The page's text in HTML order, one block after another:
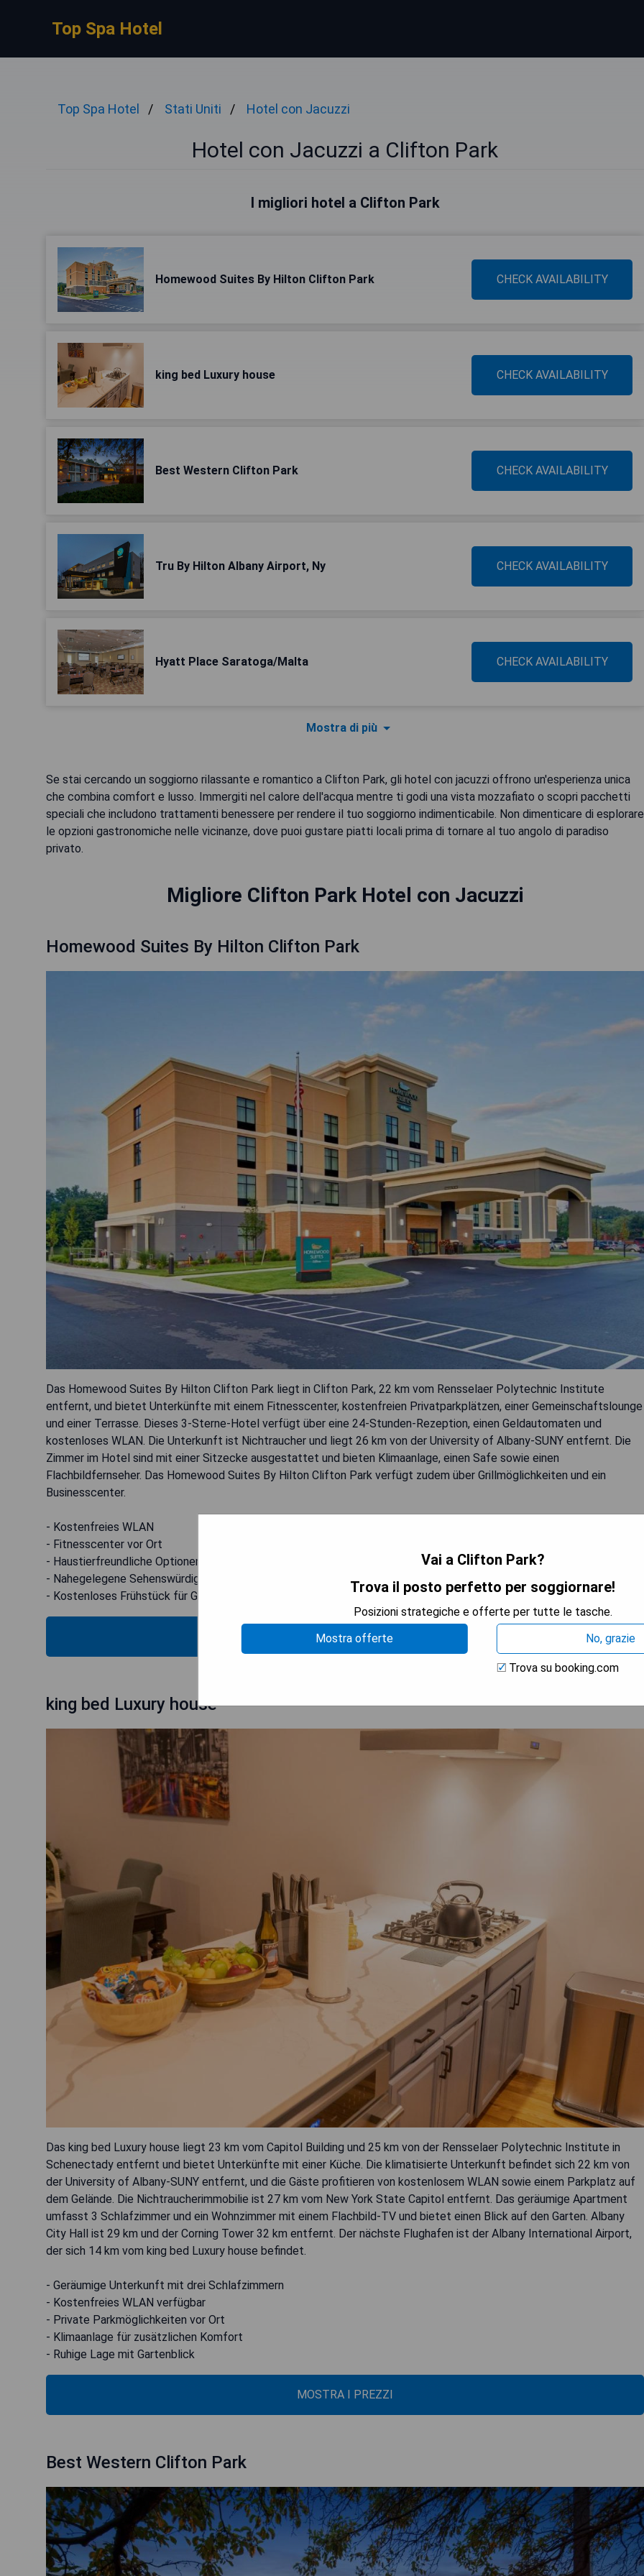
Top Spa Hotel
Top Spa Hotel Stati Uniti Hotel con Jacuzzi
Hotel con Jacuzzi a Clifton Park
I migliori hotel a Clifton Park
Homewood Suites By Hilton Clifton Park CHECK AVAILABILITY
king bed Luxury house CHECK AVAILABILITY
Best Western Clifton Park CHECK AVAILABILITY
Tru By Hilton Albany Airport, Ny CHECK AVAILABILITY
Hyatt Place Saratoga/Malta CHECK AVAILABILITY
Mostra di più
Se stai cercando un soggiorno rilassante e romantico a Clifton Park, gli hotel con jacuzzi offrono un'esperienza unica
che combina comfort e lusso. Immergiti nel calore dell'acqua mentre ti godi una vista mozzafiato o scopri pacchetti
speciali che includono trattamenti benessere per rendere il tuo soggiorno indimenticabile. Non dimenticare di esplorare
le opzioni gastronomiche nelle vicinanze, dove puoi gustare piatti locali prima di tornare al tuo angolo di paradiso
privato.
Migliore Clifton Park Hotel con Jacuzzi
Homewood Suites By Hilton Clifton Park
Das Homewood Suites By Hilton Clifton Park liegt in Clifton Park, 22 km vom Rensselaer Polytechnic Institute
entfernt, und bietet Unterkünfte mit einem Fitnesscenter, kostenfreien Privatparkplätzen, einer Gemeinschaftslounge
und einer Terrasse. Dieses 3-Sterne-Hotel verfügt über eine 24-Stunden-Rezeption, einen Geldautomaten und
kostenloses WLAN. Die Unterkunft ist Nichtraucher und liegt 26 km von der University of Albany-SUNY entfernt. Die
Zimmer im Hotel sind mit einer Sitzecke ausgestattet und bieten Klimaanlage, einen Safe sowie einen
Flachbildfernseher. Das Homewood Suites By Hilton Clifton Park verfügt zudem über Grillmöglichkeiten und ein
Businesscenter.
- Kostenfreies WLAN
- Fitnesscenter vor Ort
- Haustierfreundliche Optionen verfügbar
- Nahegelegene Sehenswürdigkeiten
- Kostenloses Frühstück für Gäste
MOSTRA I PREZZI
king bed Luxury house
Das king bed Luxury house liegt 23 km vom Capitol Building und 25 km von der Rensselaer Polytechnic Institute in
Schenectady entfernt und bietet Unterkünfte mit einer Küche. Die klimatisierte Unterkunft befindet sich 22 km von
der University of Albany-SUNY entfernt, und die Gäste profitieren von kostenlosem WLAN sowie einem Parkplatz auf
dem Gelände. Die Nichtraucherimmobilie ist 27 km vom New York State Capitol entfernt. Das geräumige Apartment
umfasst 3 Schlafzimmer und ein Wohnzimmer mit einem Flachbild-TV und bietet einen Blick auf den Garten. Albany
City Hall ist 29 km und der Corning Tower 32 km entfernt. Der nächste Flughafen ist der Albany International Airport,
der sich 14 km vom king bed Luxury house befindet.
- Geräumige Unterkunft mit drei Schlafzimmern
- Kostenfreies WLAN verfügbar
- Private Parkmöglichkeiten vor Ort
- Klimaanlage für zusätzlichen Komfort
- Ruhige Lage mit Gartenblick
MOSTRA I PREZZI
Best Western Clifton Park
Vai a Clifton Park?
Trova il posto perfetto per soggiornare!
Posizioni strategiche e offerte per tutte le tasche.
Mostra offerte
No, grazie
Trova su booking.com